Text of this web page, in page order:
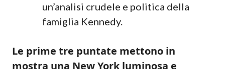
un’analisi crudele e politica della
famiglia Kennedy.
Le prime tre puntate mettono in
mostra una New York luminosa e